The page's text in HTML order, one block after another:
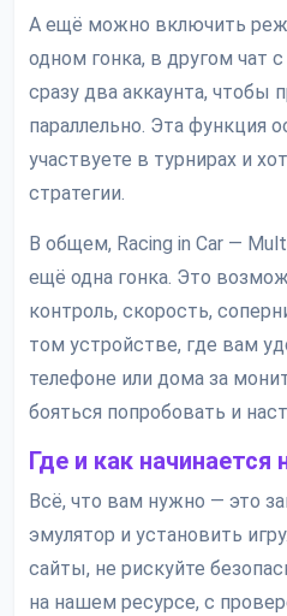
А ещё можно включить
одном гонка, в другом чат
сразу два аккаунта, чтобы
параллельно. Эта функция
участвуете в турнирах и
стратегии.
В общем, Racing in Car —
ещё одна гонка. Это
контроль, скорость,
том устройстве, где вам
телефоне или дома за
бояться попробовать и
Где и как
Всё, что вам нужно — это
эмулятор и установить
сайты, не рискуйте
на нашем ресурсе, с